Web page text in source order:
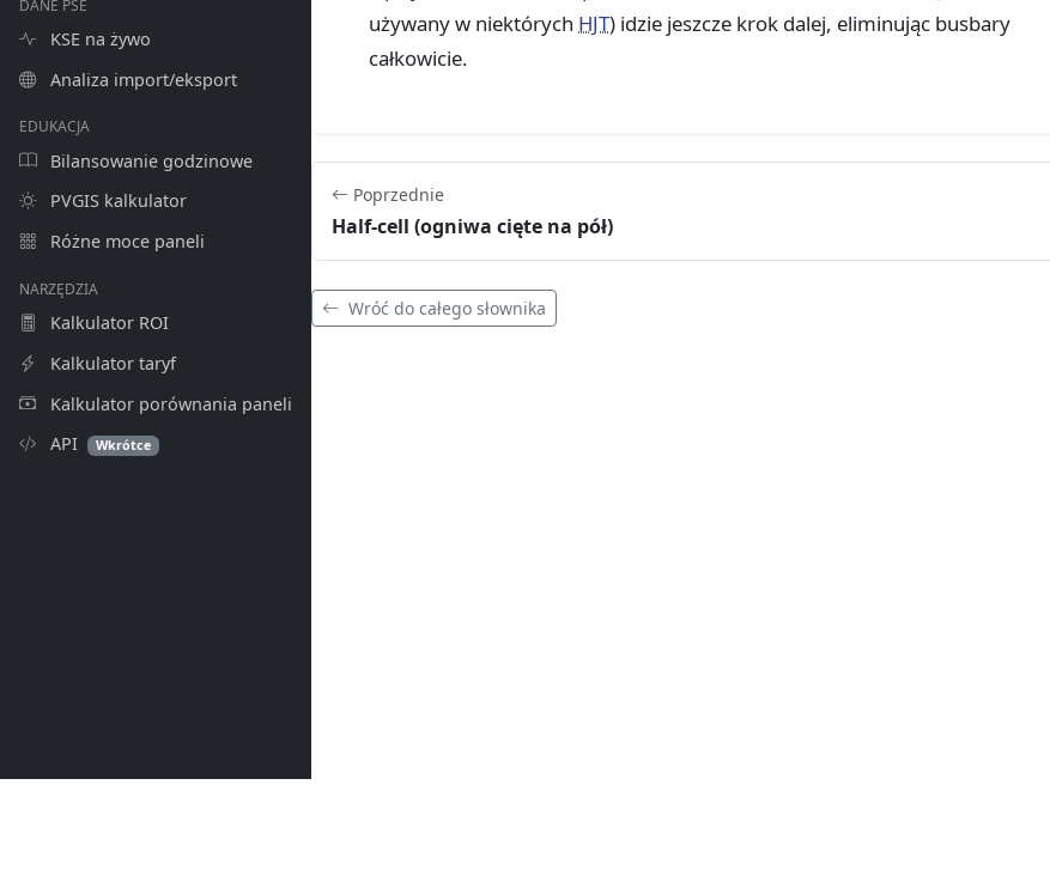
DANE PSE
KSE na żywo
Analiza import/eksport
EDUKACJA
Bilansowanie godzinowe
PVGIS kalkulator
Różne moce paneli
NARZĘDZIA
Kalkulator ROI
Kalkulator taryf
Kalkulator porównania paneli
API
Wkrótce
używany w niektórych HJT) idzie jeszcze krok dalej, eliminując busbary
całkowicie.
Poprzednie
Half-cell (ogniwa cięte na pół)
Wróć do całego słownika